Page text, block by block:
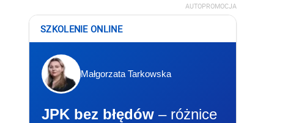
AUTOPROMOCJA
SZKOLENIE ONLINE
Małgorzata Tarkowska
JPK bez błędów – różnice